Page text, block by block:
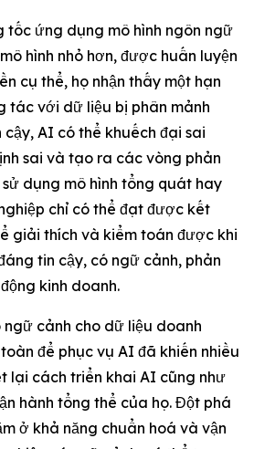
tốc ứng dụng mô hình ngôn ngữ
hình nhỏ hơn, được huấn luyện
cụ thể, họ nhận thấy một hạn
tác với dữ liệu bị phân mảnh
AI có thể khuếch đại sai
sai và tạo ra các vòng phản
dụng mô hình tổng quát hay
chỉ có thể đạt được kết
giải thích và kiểm toán được khi
tin cậy, có ngữ cảnh, phản
kinh doanh.
cảnh cho dữ liệu doanh
để phục vụ AI đã khiến nhiều
lại cách triển khai AI cũng như
hành tổng thể của họ. Đột phá
ở khả năng chuẩn hoá và vận